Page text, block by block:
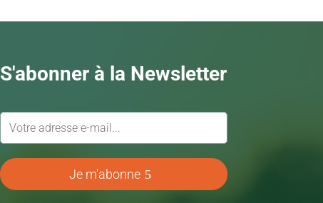
S'abonner à la Newsletter
Je m'abonne